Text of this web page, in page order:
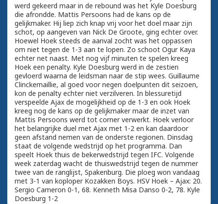
werd gekeerd maar in de rebound was het Kyle Doesburg
die afrondde. Mattis Persoons had de kans op de
gelijkmaker. Hij liep zich knap vrij voor het doel maar zijn
schot, op aangeven van Nick De Groote, ging echter over.
Hoewel Hoek steeds de aanval zocht was het oppassen
om niet tegen de 1-3 aan te lopen. Zo schoot Ogur Kaya
echter net naast. Met nog vijf minuten te spelen kreeg
Hoek een penalty. Kyle Doesburg werd in de zestien
gevloerd waarna de leidsman naar de stip wees. Guillaume
Clinckemaillie, al goed voor negen doelpunten dit seizoen,
kon de penalty echter niet verzilveren. In blessuretijd
verspeelde Ajax de mogelijkheid op de 1-3 en ook Hoek
kreeg nog de kans op de gelijkmaker maar de inzet van
Mattis Persoons werd tot corner verwerkt. Hoek verloor
het belangrijke duel met Ajax met 1-2 en kan daardoor
geen afstand nemen van de onderste regionen. Dinsdag
staat de volgende wedstrijd op het programma. Dan
speelt Hoek thuis de bekerwedstrijd tegen IFC. Volgende
week zaterdag wacht de thuiswedstrijd tegen de nummer
twee van de ranglijst, Spakenburg. Die ploeg won vandaag
met 3-1 van koploper Kozakken Boys. HSV Hoek – Ajax: 20.
Sergio Cameron 0-1, 68. Kenneth Misa Danso 0-2, 78. Kyle
Doesburg 1-2